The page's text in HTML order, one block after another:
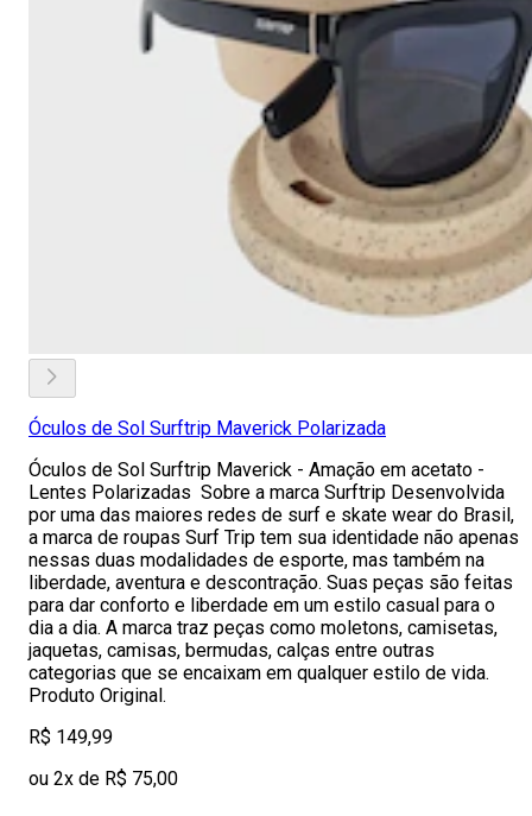
Óculos de Sol Surftrip Maverick Polarizada
Óculos de Sol Surftrip Maverick - Amação em acetato -
Lentes Polarizadas Sobre a marca Surftrip Desenvolvida
por uma das maiores redes de surf e skate wear do Brasil,
a marca de roupas Surf Trip tem sua identidade não apenas
nessas duas modalidades de esporte, mas também na
liberdade, aventura e descontração. Suas peças são feitas
para dar conforto e liberdade em um estilo casual para o
dia a dia. A marca traz peças como moletons, camisetas,
jaquetas, camisas, bermudas, calças entre outras
categorias que se encaixam em qualquer estilo de vida.
Produto Original.
R$ 149,99
ou 2x de R$ 75,00